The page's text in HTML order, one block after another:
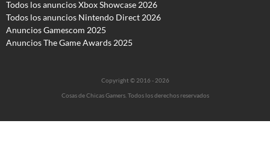
Todos los anuncios Xbox Showcase 2026
Todos los anuncios Nintendo Direct 2026
Anuncios Gamescom 2025
Anuncios The Game Awards 2025
Copyright © 2016 - 2026
Cosas de Chicas Gamers. Todos los derechos reservados